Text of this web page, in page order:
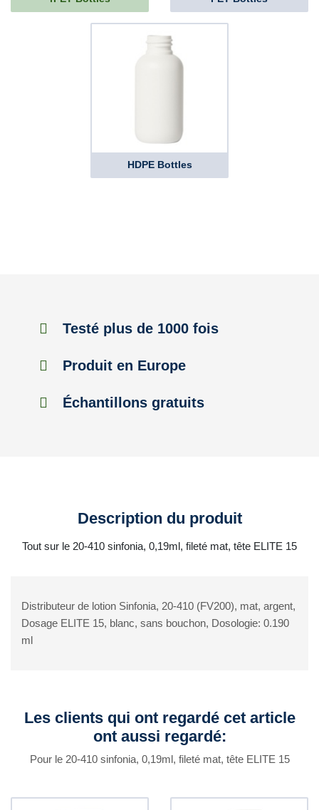
HDPE Bottles
Testé plus de 1000 fois
Produit en Europe
Échantillons gratuits
Description du produit
Tout sur le 20-410 sinfonia, 0,19ml, fileté mat, tête ELITE 15
Distributeur de lotion Sinfonia, 20-410 (FV200), mat, argent,
Dosage ELITE 15, blanc, sans bouchon, Dosologie: 0.190
ml
Les clients qui ont regardé cet article
ont aussi regardé:
Pour le 20-410 sinfonia, 0,19ml, fileté mat, tête ELITE 15